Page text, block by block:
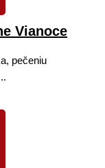
Vianoce
pečeniu